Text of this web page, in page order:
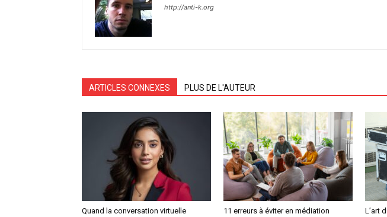
http://anti-k.org
ARTICLES CONNEXES PLUS DE L'AUTEUR
Quand la conversation virtuelle 11 erreurs à éviter en médiation L’art